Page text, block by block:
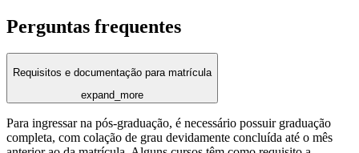
Perguntas frequentes
Requisitos e documentação para matrícula
expand_more
Para ingressar na pós-graduação, é necessário possuir graduação
completa, com colação de grau devidamente concluída até o mês